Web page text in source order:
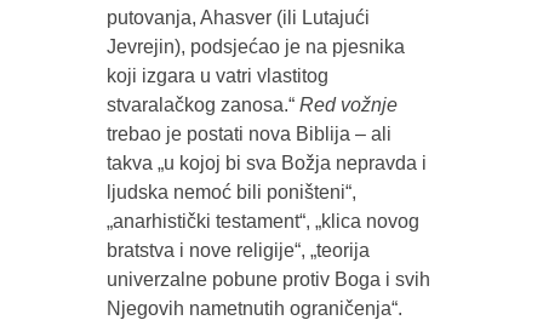
putovanja, Ahasver (ili Lutajući
Jevrejin), podsjećao je na pjesnika
koji izgara u vatri vlastitog
stvaralačkog zanosa.“ Red vožnje
trebao je postati nova Biblija – ali
takva „u kojoj bi sva Božja nepravda i
ljudska nemoć bili poništeni“,
„anarhistički testament“, „klica novog
bratstva i nove religije“, „teorija
univerzalne pobune protiv Boga i svih
Njegovih nametnutih ograničenja“.